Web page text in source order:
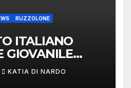
RUZZOLONE
ITALIANO
GIOVANILE
KATIA DI NARDO